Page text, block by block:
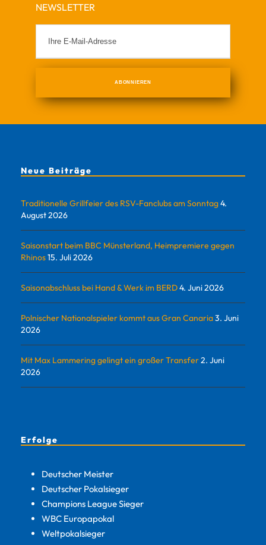
NEWSLETTER
Neue Beiträge
Traditionelle Grillfeier des RSV-Fanclubs am Sonntag4.
August 2026
Saisonstart beim BBC Münsterland, Heimpremiere gegen
Rhinos15. Juli 2026
Saisonabschluss bei Hand & Werk im BERD4. Juni 2026
Polnischer Nationalspieler kommt aus Gran Canaria3. Juni
2026
Mit Max Lammering gelingt ein großer Transfer2. Juni
2026
Erfolge
Deutscher Meister
Deutscher Pokalsieger
Champions League Sieger
WBC Europapokal
Weltpokalsieger